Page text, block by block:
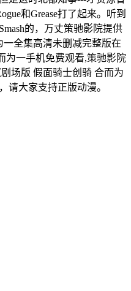
和Grease打了起来。听到
的，万丈策驰影院提供
全集高清未删减完整版在
为一手机免费观看,策驰影院
场版 假面骑士创骑 合而为
请大家支持正版动漫。